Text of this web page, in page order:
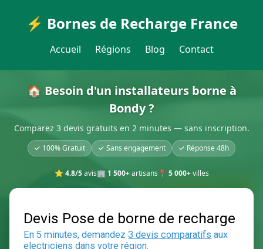
⚡ Bornes de Recharge France
Accueil Régions Blog Contact
🏠 Besoin d'un installateurs borne à
Bondy ?
Comparez 3 devis gratuits en 2 minutes — sans inscription.
✓ 100% Gratuit ✓ Sans engagement ✓ Réponse 48h
⭐ 4.8/5avis🏢 1 500+artisans 📍 5 000+villes